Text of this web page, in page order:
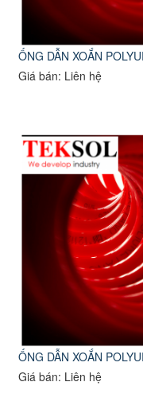
ỐNG DẪN XOẮN
Giá bán: Liên hệ
ỐNG DẪN XOẮN
Giá bán: Liên hệ